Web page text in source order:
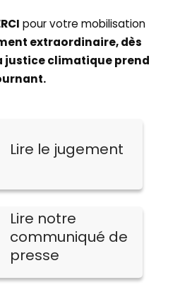
pour votre mobilisation
extraordinaire, dès
justice climatique prend
Lire le jugement
Lire notre
communiqué de
presse